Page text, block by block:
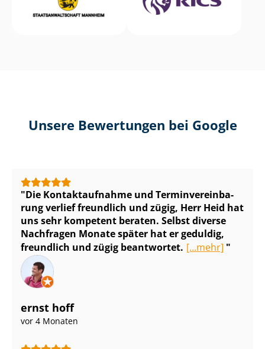
Unsere Bewertungen bei Google
Die Kontaktaufnahme und Ter­min­ver­ein­ba­
rung verlief freundlich und zügig, Herr Heid hat
uns sehr kompetent beraten. Selbst diverse
Nachfragen Monate später hat er geduldig,
freundlich und zügig beantwortet. [...mehr]
ernst hoff
vor 4 Monaten